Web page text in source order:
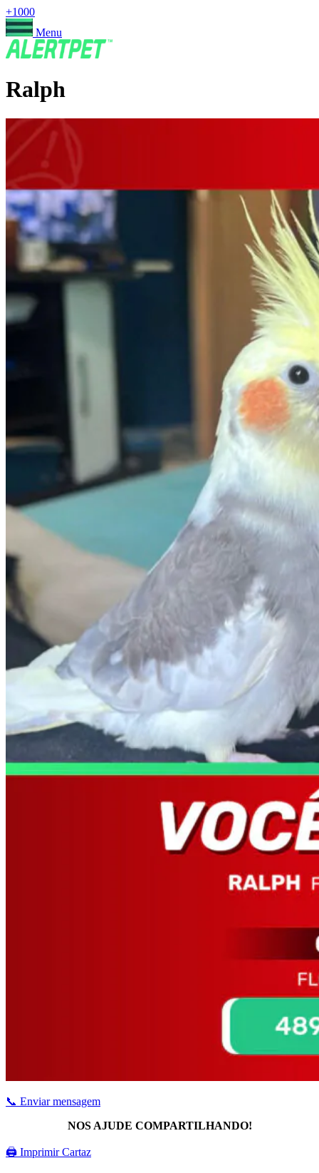
+1000
Menu
Ralph
📞 Enviar mensagem
NOS AJUDE COMPARTILHANDO!
🖨 Imprimir Cartaz